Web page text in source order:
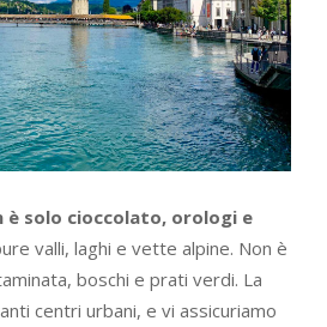
è solo cioccolato, orologi e
valli, laghi e vette alpine. Non è
boschi e prati verdi. La
centri urbani, e vi assicuriamo